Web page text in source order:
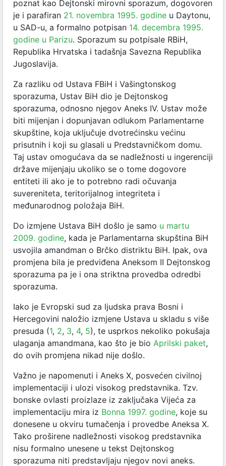
poznat kao Dejtonski mirovni sporazum, dogovoren
je i parafiran 21. novembra 1995. godine u Daytonu,
u SAD-u, a formalno potpisan 14. decembra 1995.
godine u Parizu. Sporazum su potpisale RBiH,
Republika Hrvatska i tadašnja Savezna Republika
Jugoslavija.
Za razliku od Ustava FBiH i Vašingtonskog
sporazuma, Ustav BiH dio je Dejtonskog
sporazuma, odnosno njegov Aneks IV. Ustav može
biti mijenjan i dopunjavan odlukom Parlamentarne
skupštine, koja uključuje dvotrećinsku većinu
prisutnih i koji su glasali u Predstavničkom domu.
Taj ustav omogućava da se nadležnosti u ingerenciji
države mijenjaju ukoliko se o tome dogovore
entiteti ili ako je to potrebno radi očuvanja
suvereniteta, teritorijalnog integriteta i
međunarodnog položaja BiH.
Do izmjene Ustava BiH došlo je samo u martu
2009. godine, kada je Parlamentarna skupština BiH
usvojila amandman o Brčko distriktu BiH. Ipak, ova
promjena bila je predviđena Aneksom II Dejtonskog
sporazuma pa je i ona striktna provedba odredbi
sporazuma.
Iako je Evropski sud za ljudska prava Bosni i
Hercegovini naložio izmjene Ustava u skladu s više
presuda (1, 2, 3, 4, 5), te usprkos nekoliko pokušaja
ulaganja amandmana, kao što je bio Aprilski paket,
do ovih promjena nikad nije došlo.
Važno je napomenuti i Aneks X, posvećen civilnoj
implementaciji i ulozi visokog predstavnika. Tzv.
bonske ovlasti proizlaze iz zaključaka Vijeća za
implementaciju mira iz Bonna 1997. godine, koje su
donesene u okviru tumačenja i provedbe Aneksa X.
Tako proširene nadležnosti visokog predstavnika
nisu formalno unesene u tekst Dejtonskog
sporazuma niti predstavljaju njegov novi aneks.